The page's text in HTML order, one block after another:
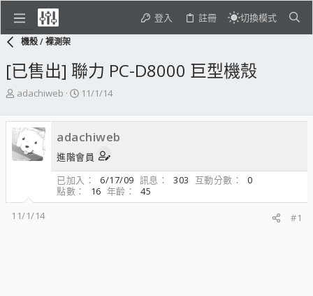
登入 註冊 切換模式
機殼 / 裸測架
[已售出] 聯力 PC-D8000 巨型機殼
主
發
起
人
adachiweb
開
日
期
11/1/14
adachiweb
進階會員
已加入
6/17/09 訊息 303 互動分數
0
點數
16 年齡
45
11/1/14
#1